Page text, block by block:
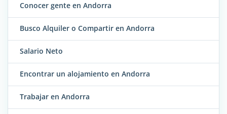
Conocer gente en Andorra
Busco Alquiler o Compartir en Andorra
Salario Neto
Encontrar un alojamiento en Andorra
Trabajar en Andorra